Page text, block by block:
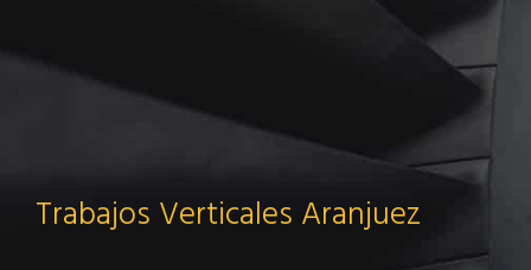
Trabajos Verticales Aranjuez